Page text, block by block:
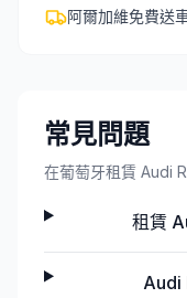
阿爾加維免費送
常見問題
在葡萄牙租賃 Audi
租賃
Audi